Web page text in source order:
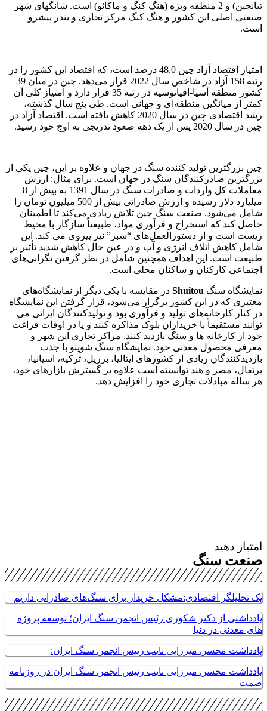
تیانجین) و 2 منطقه ویژه (هنگ کنگ و ماکائو) است. شانگهای شهر
صنعتی اصلی این کشور و هنگ کنگ مرکز تجاری و بندر پیشرو
است.
امتیاز اقتصاد آزاد چین 48.0 درصد است، که اقتصاد این کشور را در
رتبه 158 آزاد در شاخص سال 2022 قرار می‌دهد. چین در میان 39
کشور منطقه آسیا-اقیانوسیه در رتبه 35 قرار دارد و امتیاز کلی آن
کمتر از میانگین منطقه‌ای و جهانی است. طی پنج سال گذشته،
رشد اقتصادی چین در سال 2020 کاهش یافته است. اقتصاد آزاد در
چین در سال 2020 پس از یک دهه صعود تدریجی به اوج خود رسید.
چین بزرگترین تولید کننده سنگ در جهان و علاوه بر این، چین یکی از
بزرگترین صادرکنندگان سنگ در جهان است. برای مثال: ارزش
معاملات کل واردات و صادرات سنگ در سال 1391 به بیش از 8
میلیارد دلار رسیده و ارزش صادراتی بیش از 500 میلیون تومان را
شامل می‌شود. صنعت سنگ چین تلاش زیادی می‌کند تا اطمینان
حاصل کند که استخراج و فرآوری مواد، طبیعتاً سازگار با محیط
زیست است و از دستورالعمل‌های “سبز” نیز پیروی می کند. این
شامل کاهش اتلاف انرژی و آب و در عین حال کاهش شدید تأثیر بر
طبیعت است. این اهداف همچنین شامل در نظر گرفتن نگرانی‌های
اجتماعی کارکنان و ساکنان محلی است.
نمایشگاه سنگ Shuitou در مقایسه با یکی دیگر از نمایشگاه‌های
معتبری که در این کشور برگزار می‌شود، قرار گرفتن این نمایشگاه
در کنار کارخانه‌های تولید و فرآوری بود و تولیدکنندگان ایرانی می
توانند مستقیماً با خریداران بلوک مذاکره کنند و یا در اوقات فراغت
خود از کارخانه ها و سنگ بازدید کنند. مراکز تجاری این شهر و
معرفی محصول معدنی خود. نمایشگاه سنگ شویتو با جذب
بازدیدکنندگان زیادی از کشورهای ایتالیا، برزیل، ترکیه، اسپانیا،
پرتقال، مصر و هند توانسته است علاوه بر گسترش بازارهای خود،
هر ساله مبادلات تجاری خود را افزایش دهد.
امتیاز دهید
صنعت سنگ
یک تحلیلگر اقتصادی:مشکل خریدار برای سنگ‌های صادراتی داریم
یادداشتی از دکتر شکوری رئیس انجمن سنگ ایران؛ توسعه پروژه
های معدنی در دنیا
یادداشت محسن میرزایی نایب رییس انجمن سنگ ایران:
یادداشت محسن میرزایی نایب رئیس انجمن سنگ ایران در روزنامه
صمت